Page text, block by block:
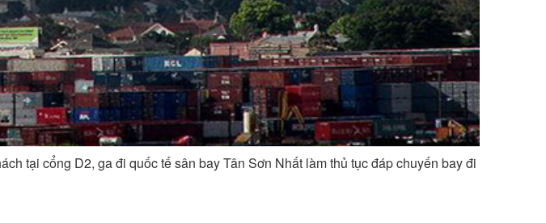
tại cổng D2, ga đi quốc tế sân bay Tân Sơn Nhất làm thủ tục đáp chuyến bay đi